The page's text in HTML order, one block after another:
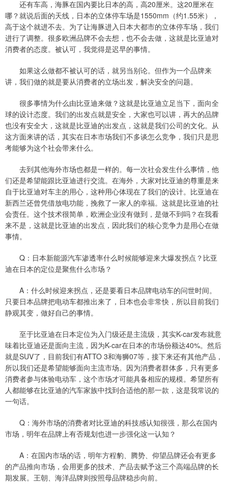
还有车高，海豚在国内要比日本的高，高20厘米。这20厘米在
哪？就说后面的天线，日本的立体停车场是1550mm（约1.55米），
高于这个就进不去。为了让海豚进入日本大都市的立体停车场，我们
进行了调整。很多欧洲品牌不会去想，也不会去做，这就是比亚迪对
消费者的态度。被认可，我觉得是迟早的事情。
如果这么做都不被认可的话，就另当别论。但作为一个品牌来
讲，我们做的就是要从消费者的立场出发，解决安全的问题。
很多事情为什么由比亚迪来做？这就是比亚迪立足当下，面向全
球的设计态度。我们的出发点就是安全，大家也可以讲，再大的品牌
也没有安全大，这就是比亚迪的出发点，这就是我们公司的文化。从
这方面来讲的话，其实在日本市场我们不多谈怎么竞争，我们只是思
考能够为这个社会带来什么。
去到其他海外市场也都是一样的。每一次社会发生什么事情，他
们还是希望能跟比亚迪进行交流。在海外，大家对比亚迪的尊重是来
自于比亚迪对车主的用心，这种用心体现在了我们的设计。比亚迪在
新西兰还曾凭借放电功能，挽救了一家人的幸福。这就是比亚迪的社
会责任。这个技术很简单，欧洲企业没有做到，是做不到吗？在我看
来不是，这就是比亚迪的出发点，因此我们的核心竞争力是用心在做
事情。
Q：日本新能源汽车渗透率什么时候能够迎来大爆发拐点？比亚
迪在日本的定位是聚焦什么市场？
A：什么时候迎来拐点，还是要看日本品牌电动车的问世时间。
只要日本品牌把电动车都推出来了，日本也会非常快，所以目前我们
静观其变，做好自己的事情。
至于比亚迪在日本定位为入门级还是主流级，其实K-car发布就意
味着比亚迪还是面向主流，因为K-car在日本的市场份额达40%。然后
就是SUV了，目前我们有ATTO 3和海狮07等，接下来还有其他产品，
所以我们还是希望能够面向主流市场。因为消费者群体多，只有更多
消费者参与体验电动车，这个市场才可能具备相应的规模。希望所有
人都能够在比亚迪的汽车家族中找到合适他的那一款，这是我常说的
一句话。
Q：海外市场的消费者对比亚迪的科技感认知很强，那么在国内
市场，明年在品牌上有否规划也进一步强化这一认知？
A：在国内市场的话，明年方程豹、腾势、仰望品牌还会有更多
的产品推向市场，会用更多的技术、产品去赋予这三个高端品牌的长
期发展。王朝、海洋品牌则按照母品牌稳步向前。